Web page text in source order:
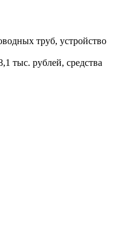
труб, устройство
тыс. рублей, средства